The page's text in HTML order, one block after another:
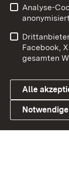
Link zum
Impressum
Barrierefreiheit
Cookies
Analyse-
Facebook,
gesamten
Alle